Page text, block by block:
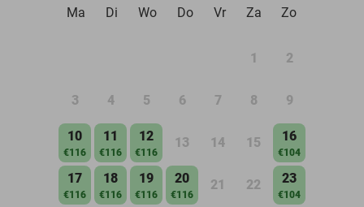
Ma
Di Wo Do Vr Za Zo
1 2
3 4 5 6 7 8 9
10
€116
11
€116
12
€116
13 14 15 16
€104
17
€116
18
€116
19
€116
20
€116
21 22 23
€104